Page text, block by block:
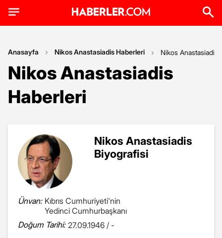
Anasayfa Nikos Anastasiadis Haberleri Nikos Anastasiadis
Nikos Anastasiadis
Haberleri
Nikos Anastasiadis
Biyografisi
Ünvan: Kıbrıs Cumhuriyeti'nin
Yedinci Cumhurbaşkanı
Doğum Tarihi: 27.09.1946 / -